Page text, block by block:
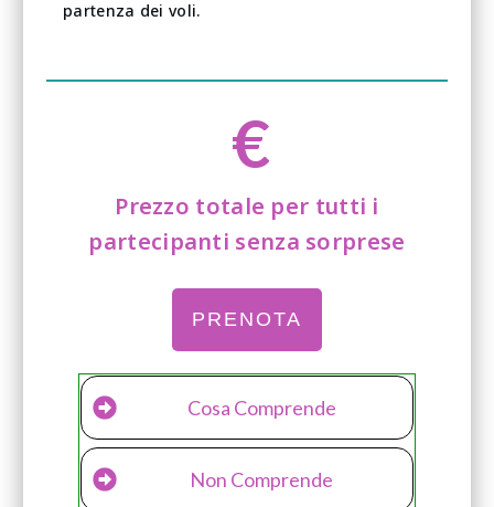
partenza dei voli.
€
Prezzo totale per tutti i
partecipanti senza sorprese
PRENOTA
Cosa Comprende
Non Comprende